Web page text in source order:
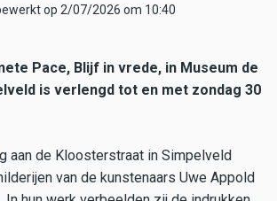
op 2/07/2026 om 10:40
Pace, Blijf in vrede, in Museum de
is verlengd tot en met zondag 30
aan de Kloosterstraat in Simpelveld
van de kunstenaars Uwe Appold